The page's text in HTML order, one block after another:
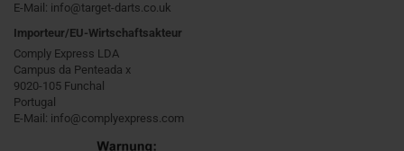
E-Mail: info@target-darts.co.uk
Importeur/EU-Wirtschaftsakteur
Comply Express LDA
Campus da Penteada x
9020-105 Funchal
Portugal
E-Mail: info@complyexpress.com